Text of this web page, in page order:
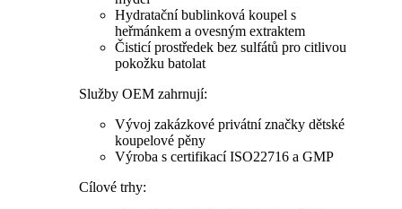
Hydratační bublinková koupel s
heřmánkem a ovesným extraktem
Čisticí prostředek bez sulfátů pro citlivou
pokožku batolat
Služby OEM zahrnují:
Vývoj zakázkové privátní značky dětské
koupelové pěny
Výroba s certifikací ISO22716 a GMP
Cílové trhy: